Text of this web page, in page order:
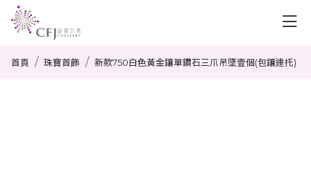
首頁 珠寶首飾 新款750白色黃金鑲單鑽石三爪吊墜壹個(包鑲連托)